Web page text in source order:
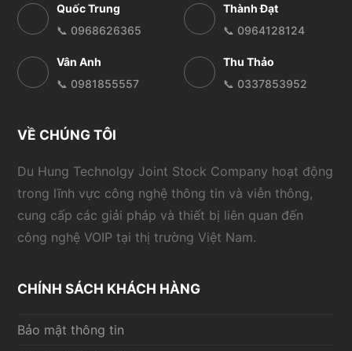
Quốc Trung
📞 0968626365
Thành Đạt
📞 0964128124
Vân Anh
📞 0981855557
Thu Thảo
📞 0337853952
VỀ CHÚNG TÔI
Du Hung Technolgy Joint Stock Company hoạt động
trong lĩnh vực công nghệ thông tin và viễn thông,
cung cấp các giải pháp và thiết bị liên quan đến
công nghệ VOIP tại thị trường Việt Nam.
CHÍNH SÁCH KHÁCH HÀNG
Bảo mật thông tin